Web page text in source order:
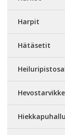
Harpit
Hätäsetit